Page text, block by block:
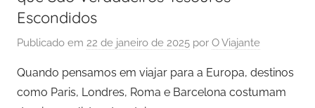
Escondidos
Publicado em 22 de janeiro de 2025 por O Viajante
Quando pensamos em viajar para a Europa, destinos
como Paris, Londres, Roma e Barcelona costumam